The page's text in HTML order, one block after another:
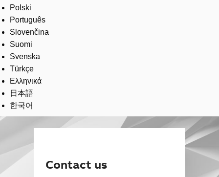
Polski
Português
Slovenčina
Suomi
Svenska
Türkçe
Ελληνικά
日本語
한국어
Contact us